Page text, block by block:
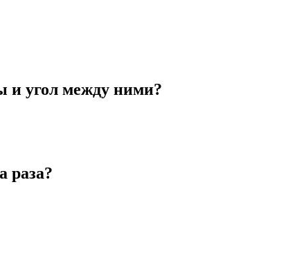
и угол между ними?
раза?